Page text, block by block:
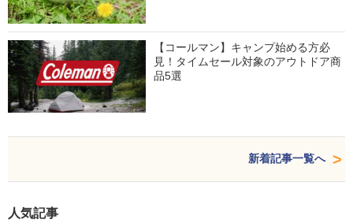
【コールマン】キャンプ始める方必
見！タイムセール対象のアウトドア商
品5選
新着記事一覧へ
人気記事